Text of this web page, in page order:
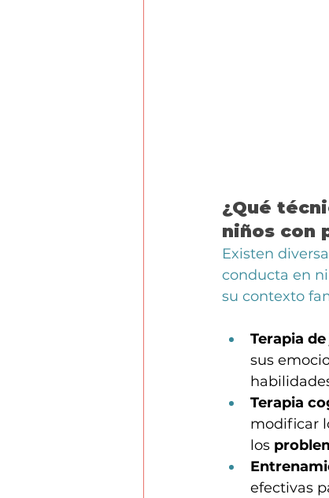
¿Qué
niños con
Existen
conducta en
su contexto
Terapia
sus
Terapia
modificar
los
efectivas